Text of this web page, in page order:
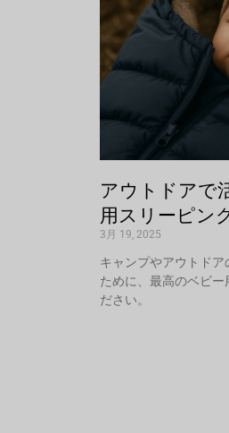
アウトドアで
用スリーピン
3月 19, 2025
キャンプやアウトド
ために、最高のベビー
ださい。